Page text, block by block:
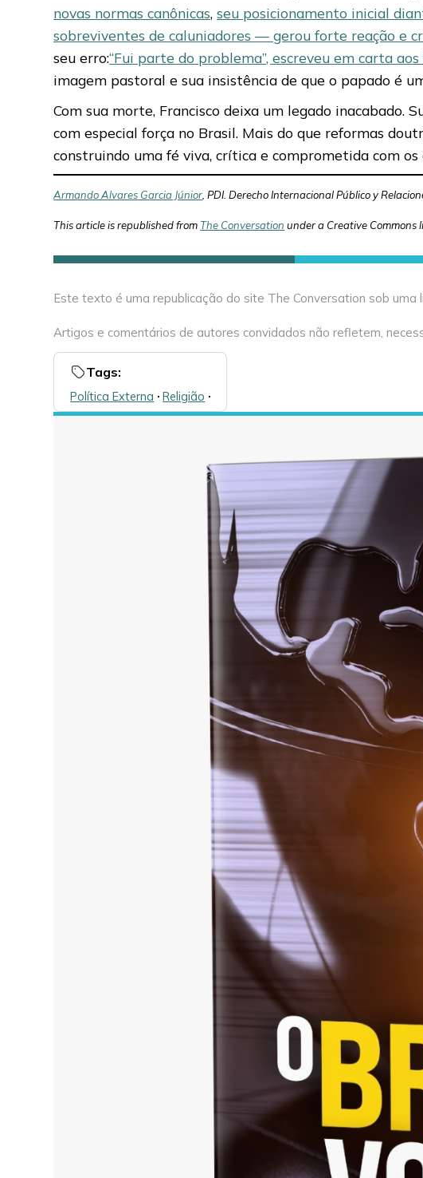
novas normas canônicas,seu posicionamento inicial
sobreviventes de caluniadores — gerou forte reação e
seu erro:“Fui parte do problema”, escreveu em carta
imagem pastoral e sua insistência de que o papado é
Com sua morte, Francisco deixa um legado
com especial força no Brasil. Mais do que reformas
construindo uma fé viva, crítica e comprometida com os
Armando Alvares Garcia Júnior , PDI. Derecho Internacional Público y
This article is republished from The Conversation under a Creative Commons
Este texto é uma republicação do site The Conversation sob
Artigos e comentários de autores convidados não refletem,
Tags:
Política Externa 🞌Religião 🞌